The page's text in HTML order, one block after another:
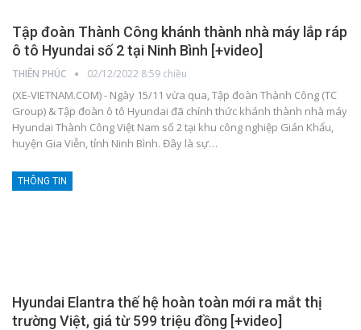
Tập đoàn Thành Công khánh thành nhà máy lắp ráp
ô tô Hyundai số 2 tại Ninh Bình [+video]
THIÊN PHÚC 02/12/2022 8:59 chiều
(XE-VIETNAM.COM) - Ngày 15/11 vừa qua, Tập đoàn Thành Công (TC
Group) & Tập đoàn ô tô Hyundai đã chính thức khánh thành nhà máy
Hyundai Thành Công Việt Nam số 2 tại khu công nghiệp Gián Khẩu,
huyện Gia Viễn, tỉnh Ninh Bình. Đây là sự…
THÔNG TIN
Hyundai Elantra thế hệ hoàn toàn mới ra mắt thị
trường Việt, giá từ 599 triệu đồng [+video]